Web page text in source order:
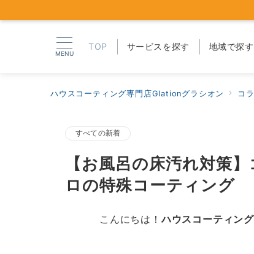
MENU
TOP サービスを探す 地域で探す
ハウスコーティング専門店Glationグラシオン コ
すべての新着
【お風呂の床汚れ対策
ロの特殊コーティング
こんにちは！ハウスコーティン